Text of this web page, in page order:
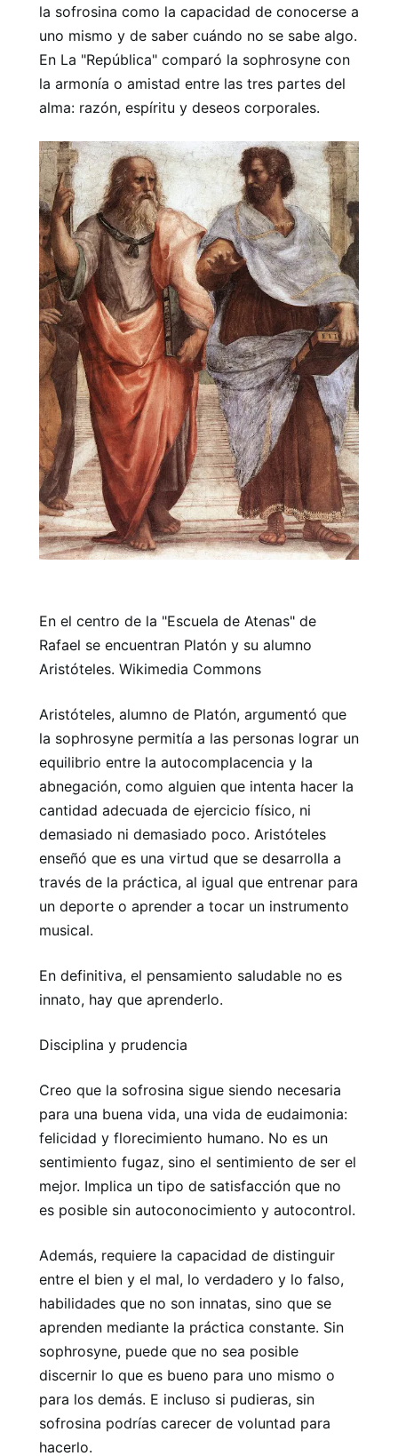
la sofrosina como la capacidad de conocerse a
uno mismo y de saber cuándo no se sabe algo.
En La "República" comparó la sophrosyne con
la armonía o amistad entre las tres partes del
alma: razón, espíritu y deseos corporales.
En el centro de la "Escuela de Atenas" de
Rafael se encuentran Platón y su alumno
Aristóteles. Wikimedia Commons
Aristóteles, alumno de Platón, argumentó que
la sophrosyne permitía a las personas lograr un
equilibrio entre la autocomplacencia y la
abnegación, como alguien que intenta hacer la
cantidad adecuada de ejercicio físico, ni
demasiado ni demasiado poco. Aristóteles
enseñó que es una virtud que se desarrolla a
través de la práctica, al igual que entrenar para
un deporte o aprender a tocar un instrumento
musical.
En definitiva, el pensamiento saludable no es
innato, hay que aprenderlo.
Disciplina y prudencia
Creo que la sofrosina sigue siendo necesaria
para una buena vida, una vida de eudaimonia:
felicidad y florecimiento humano. No es un
sentimiento fugaz, sino el sentimiento de ser el
mejor. Implica un tipo de satisfacción que no
es posible sin autoconocimiento y autocontrol.
Además, requiere la capacidad de distinguir
entre el bien y el mal, lo verdadero y lo falso,
habilidades que no son innatas, sino que se
aprenden mediante la práctica constante. Sin
sophrosyne, puede que no sea posible
discernir lo que es bueno para uno mismo o
para los demás. E incluso si pudieras, sin
sofrosina podrías carecer de voluntad para
hacerlo.